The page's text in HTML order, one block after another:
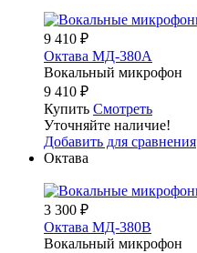
9 410 ₽
Октава МД-380А
Вокальный микрофон
9 410 ₽
Купить Смотреть
Уточняйте наличие!
Добавить для сравнения
Октава
3 300 ₽
Октава МД-380В
Вокальный микрофон